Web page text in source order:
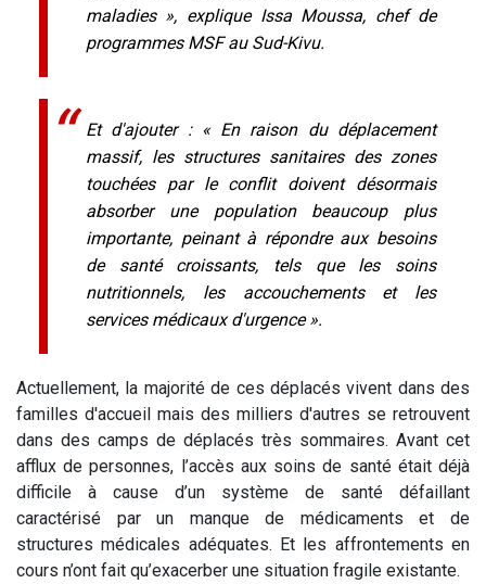
maladies », explique Issa Moussa, chef de
programmes MSF au Sud-Kivu.
Et d'ajouter : « En raison du déplacement
massif, les structures sanitaires des zones
touchées par le conflit doivent désormais
absorber une population beaucoup plus
importante, peinant à répondre aux besoins
de santé croissants, tels que les soins
nutritionnels, les accouchements et les
services médicaux d'urgence ».
Actuellement, la majorité de ces déplacés vivent dans des
familles d'accueil mais des milliers d'autres se retrouvent
dans des camps de déplacés très sommaires. Avant cet
afflux de personnes, l’accès aux soins de santé était déjà
difficile à cause d’un système de santé défaillant
caractérisé par un manque de médicaments et de
structures médicales adéquates. Et les affrontements en
cours n’ont fait qu’exacerber une situation fragile existante.